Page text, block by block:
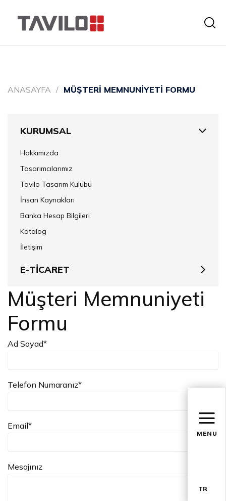
MENU
TR
ANASAYFA MÜŞTERİ MEMNUNİYETİ FORMU
KURUMSAL
Hakkımızda
Tasarımcılarımız
Tavilo Tasarım Kulübü
İnsan Kaynakları
Banka Hesap Bilgileri
Katalog
İletişim
E-TİCARET
Gizlilik Politikası
Güvenli Ödeme
Mesafeli Satış Sözleşmesi
Müşteri Memnuniyeti
Formu
Ad Soyad*
Telefon Numaranız*
Email*
Mesajınız